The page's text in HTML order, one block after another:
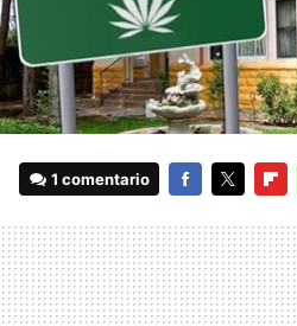
1 comentario